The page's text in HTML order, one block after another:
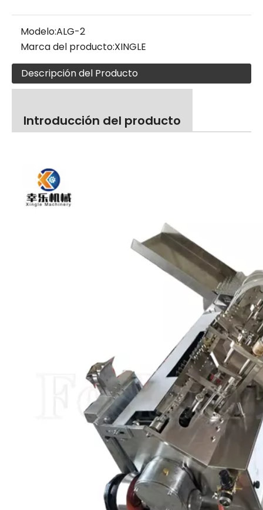
Modelo:ALG-2
Marca del producto:XINGLE
Descripción del Producto
Introducción del producto